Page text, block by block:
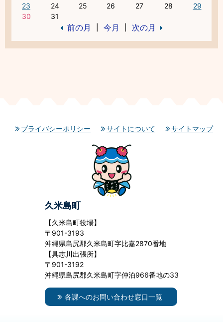
23
24 25 26 27 28
29
30
31
前の月 今月 次の月
プライバシーポリシー サイトについて サイトマップ
久米島町
【久米島町役場】
〒901-3193
沖縄県島尻郡久米島町字比嘉2870番地
【具志川出張所】
〒901-3192
沖縄県島尻郡久米島町字仲泊966番地の33
各課へのお問い合わせ窓口一覧